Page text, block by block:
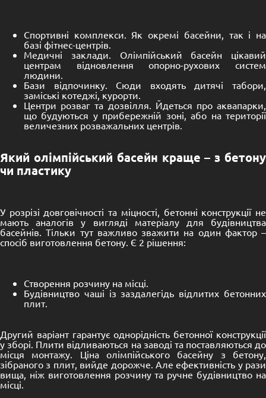
Спортивні комплекси. Як окремі басейни, так і на
базі фітнес-центрів.
Медичні заклади. Олімпійський басейн цікавий
центрам відновлення опорно-рухових систем
людини.
Бази відпочинку. Сюди входять дитячі табори,
заміські котеджі, курорти.
Центри розваг та дозвілля. Йдеться про аквапарки,
що будуються у прибережній зоні, або на території
величезних розважальних центрів.
Який олімпійський басейн краще – з бетону
чи пластику
У розрізі довговічності та міцності, бетонні конструкції не
мають аналогів у вигляді матеріалу для будівництва
басейнів. Тільки тут важливо зважити на один фактор –
спосіб виготовлення бетону. Є 2 рішення:
Створення розчину на місці.
Будівництво чаші із заздалегідь відлитих бетонних
плит.
Другий варіант гарантує однорідність бетонної конструкції
у зборі. Плити відливаються на заводі та поставляються до
місця монтажу. Ціна олімпійського басейну з бетону,
зібраного з плит, вийде дорожче. Але ефективність у рази
вища, ніж виготовлення розчину та ручне будівництво на
місці.